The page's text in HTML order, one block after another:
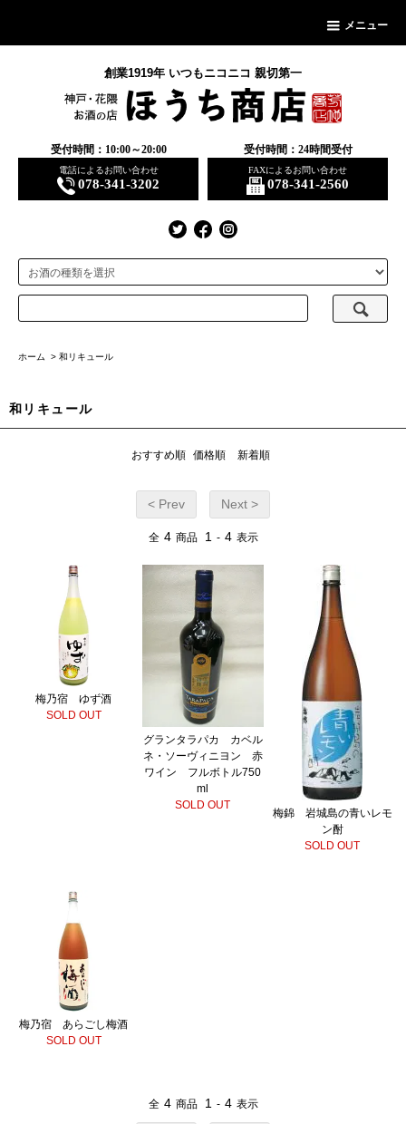
メニュー
創業1919年 いつもニコニコ 親切第一
受付時間：10:00～20:00
電話によるお問い合わせ
078-341-3202
受付時間：24時間受付
FAXによるお問い合わせ
078-341-2560
ホーム > 和リキュール
和リキュール
おすすめ順 価格順 新着順
< Prev Next >
全 4 商品 1 - 4 表示
梅乃宿 ゆず酒
SOLD OUT
グランタラパカ カベル
ネ・ソーヴィニヨン 赤
ワイン フルボトル750
ml
SOLD OUT
梅錦 岩城島の青いレモ
ン酎
SOLD OUT
梅乃宿 あらごし梅酒
SOLD OUT
全 4 商品 1 - 4 表示